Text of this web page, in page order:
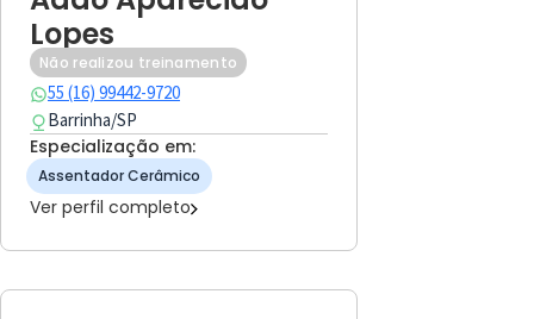
Lopes
Não realizou treinamento
55 (16) 99442-9720
Barrinha/SP
Especialização em:
Assentador Cerâmico
Ver perfil completo